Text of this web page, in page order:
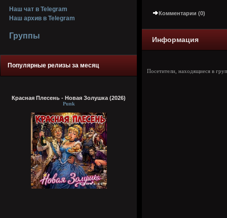
Наш чат в Telegram
Наш архив в Telegram
Группы
Популярные релизы за месяц
Красная Плесень - Новая Золушка (2026)
Punk
Комментарии (0)
Информация
Посетители, находящиеся в